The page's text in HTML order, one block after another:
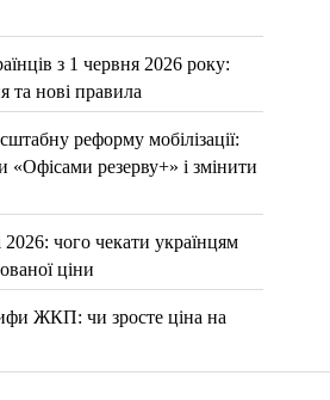
з 1 червня 2026 року:
та нові правила
реформу мобілізації:
резерву+» і змінити
чого чекати українцям
ціни
ЖКП: чи зросте ціна на